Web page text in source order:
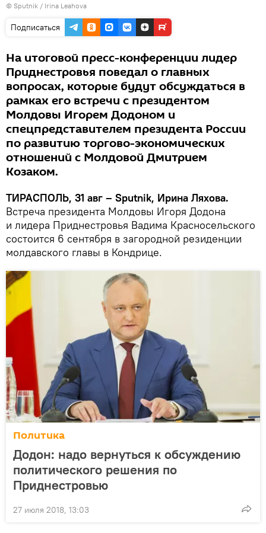
© Sputnik / Irina Leahova
Подписаться
На итоговой пресс-конференции лидер
Приднестровья поведал о главных
вопросах, которые будут обсуждаться в
рамках его встречи с президентом
Молдовы Игорем Додоном и
спецпредставителем президента России
по развитию торгово-экономических
отношений с Молдовой Дмитрием
Козаком.
ТИРАСПОЛЬ, 31 авг – Sputnik, Ирина Ляхова.
Встреча президента Молдовы Игоря Додона
и лидера Приднестровья Вадима Красносельского
состоится 6 сентября в загородной резиденции
молдавского главы в Кондрице.
Политика
Додон: надо вернуться к обсуждению
политического решения по
Приднестровью
27 июля 2018, 13:03